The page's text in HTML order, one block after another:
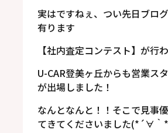
実はですねぇ、つい先日ブロ
有ります
【社内査定コンテスト】が行
U-CAR登美ヶ丘からも営業ス
が出場しました！
なんとなんと！！そこで見事
てきてくださいました(*´∀｀